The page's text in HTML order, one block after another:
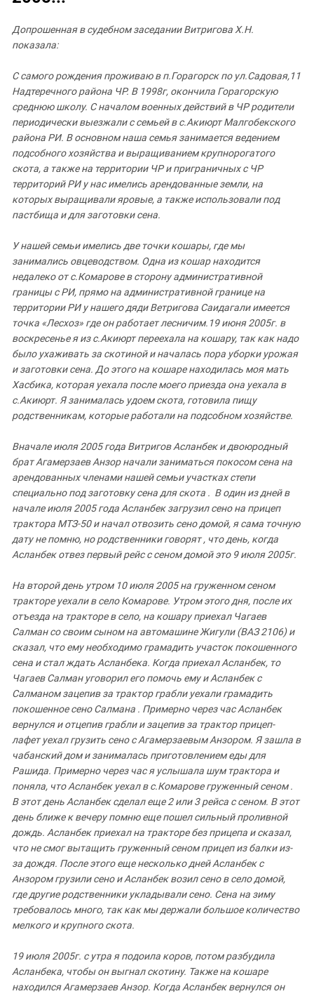
МОБИЛИЗАЦИЯ И ПРОТЕСТЫ
Ингушетия
Калмыкия
Карачаево-Черкесия
Краснодарский край
Нагорный Карабах
Российская Федерация
Ростовская область
Северная Осетия - Алания
Ставропольский край
Чечня
Южная Осетия
Южный Кавказ
ЮФО
Допрошенная в судебном заседании Витригова Х.Н.
показала:
С самого рождения проживаю в п.Горагорск по ул.Садовая,11
Надтеречного района ЧР. В1998г, окончила Горагорскую
среднюю школу. С началом военных действий в ЧР родители
периодическивыезжали с семьей в с.Акиюрт Малгобекского
района РИ. В основномнаша семья занимается ведением
подсобного хозяйства и выращиванием крупнорогатого
скота, а также на территории ЧР и приграничных с ЧР
территорий РИ у нас имелись арендованныеземли, на
которых выращивали яровые, а также использовали под
пастбища и для заготовки сена.
У нашей семьи имелись две точки кошары, где мы
занимались овцеводством. Одна из кошар находится
недалеко от с.Комарове всторону административной
границы с РИ, прямо на административнойгранице на
территории РИ у нашего дяди Ветригова Саидагалиимеется
точка «Лесхоз» где он работает лесничим. 19июня2005г. в
воскресенье я из с.Акиюрт переехала на кошару, так как надо
было ухаживать за скотиной и началась пора уборки урожая
и заготовки сена. До этого на кошаре находилась моя мать
Хасбика, которая уехала после моего приезда она уехала в
с.Акиюрт. Я занималась удоем скота, готовила пищу
родственникам, которыеработали на подсобном хозяйстве.
Вначале июля2005года Витригов Асланбек и двоюродный
братАгамерзаев Анзор начали заниматься покосом сена на
арендованных членами нашей семьи участках степи
специально под заготовку сена для скота . В один из дней в
начале июля2005года Асланбекзагрузил сено на прицеп
трактора МТЗ-50и начал отвозить сенодомой, я сама точную
дату не помню, но родственники говорят , чтодень, когда
Асланбек отвез первый рейс с сеном домой это9июля2005г.
На второй день утром10июля2005на груженном сеном
тракторе уехали в село Комарове. Утром этого дня, после их
отъезда на тракторе в село, на кошару приехал Чагаев
Салман со своим сыномна автомашине Жигули(ВАЗ2106)и
сказал, что ему необходимограмадить участок покошенного
сена и стал ждать Асланбека. Когда приехал Асланбек, то
Чагаев Салман уговорил его помочь ему и Асланбек с
Салманом зацепив за трактор грабли уехали грамадить
покошенное сено Салмана . Примерно через час Асланбек
вернулся иотцепив грабли и зацепив за трактор прицеп-
лафет уехал грузить сено с Агамерзаевым Анзором. Я зашла в
чабанский дом и занималась приготовлением еды для
Рашида. Примерно через час я услышала шум трактора и
поняла, что Асланбек уехал в с.Комарове груженныйсеном.
В этот день Асланбек сделал еще2или3рейса с сеном. В этот
день ближе к вечеру помню еще пошел сильный проливной
дождь. Асланбек приехал на тракторе без прицепа и сказал,
что не смог вытащить груженный сеном прицеп из балки из-
за дождя. После этого еще несколько дней Асланбек с
Анзором грузили сено и Асланбек возил сено в село домой,
где другие родственники укладывали сено. Сена на зиму
требовалось много, так как мы держали большое количество
мелкого и крупного скота.
19июля2005г. с утра я подоила коров, потом разбудила
Асланбека, чтобы он выгнал скотину. Также на кошаре
находилсяАгамерзаев Анзор. Когда Асланбек вернулся он